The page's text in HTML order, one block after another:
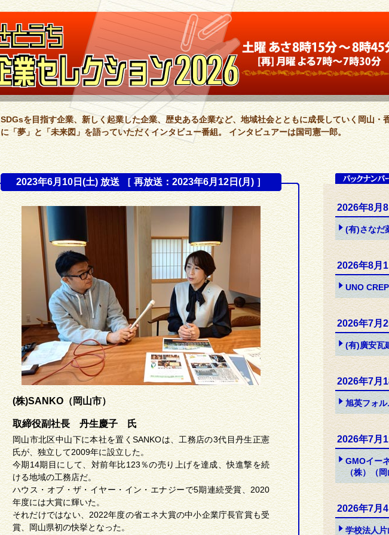
SDGsを目指す企業、新しく起業した企業、歴史ある企業など、地域社会とともに成長していく岡山・
に「夢」と「未来図」を語っていただくインタビュー番組。 インタビュアーは国司憲一郎。
2023年6月10日(土) 放送 ［ 再放送：2023年6月12日(月) ］
(株)SANKO（岡山市）
取締役副社長 丹生慶子 氏
岡山市北区中山下に本社を置くSANKOは、工務店の3代目丹生正憲
氏が、独立して2009年に設立した。
今期14期目にして、対前年比123％の売り上げを達成、快進撃を続
ける地域の工務店だ。
ハウス・オブ・ザ・イヤー・イン・エナジーで5期連続受賞、2020
年度には大賞に輝いた。
それだけではない、2022年度の省エネ大賞の中小企業庁長官賞も受
賞、岡山県初の快挙となった。
2026年8月
(有)さなだ
2026年8月
UNO
2026年7月
(有)廣安瓦
2026年7月
旭英フォ
2026年7月
GMOイー
（株）（
2026年7月
学校法人